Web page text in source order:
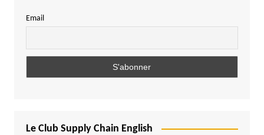
Email
Le Club Supply Chain English